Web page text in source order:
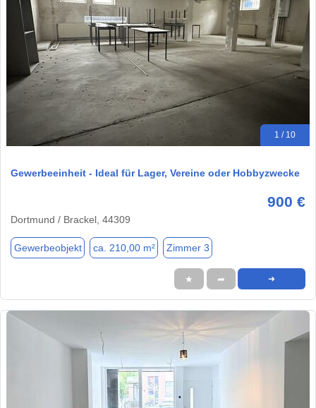
1 / 10
Gewerbeeinheit - Ideal für Lager, Vereine oder Hobbyzwecke
900 €
Dortmund / Brackel, 44309
Gewerbeobjekt ca. 210,00 m² Zimmer 3
★ ➦ ➜